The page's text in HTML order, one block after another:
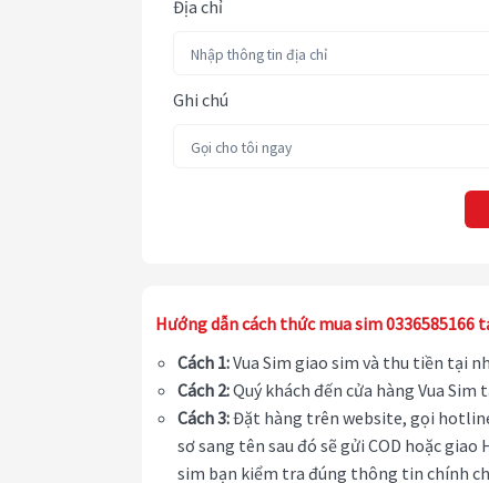
Địa chỉ
Ghi chú
Hướng dẫn cách thức mua sim 0336585166
Cách 1:Vua Sim giao sim và thu tiền tại
Cách 2:Quý khách đến cửa hàng Vua
Cách 3:Đặt hàng trên website, gọi
sơ sang tên sau đó sẽ gửi COD hoặc
sim bạn kiểm tra đúng thông tin chính